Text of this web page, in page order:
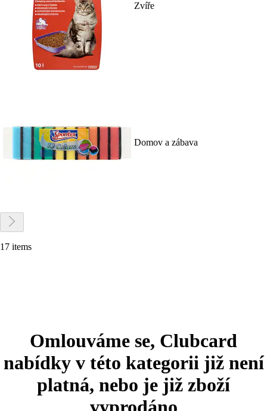
Zvíře
Domov a zábava
17 items
Omlouváme se, Clubcard
nabídky v této kategorii již není
platná, nebo je již zboží